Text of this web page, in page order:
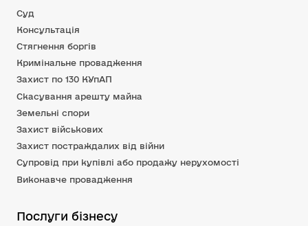
Суд
Консультація
Стягнення боргів
Кримінальне провадження
Захист по 130 КУпАП
Скасування арешту майна
Земельні спори
Захист військових
Захист постраждалих від війни
Супровід при купівлі або продажу нерухомості
Виконавче провадження
Послуги бізнесу